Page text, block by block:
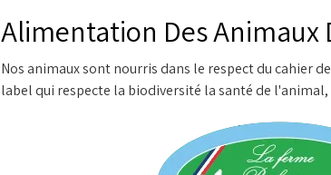
Alimentation Des Animaux
Nos animaux sont nourris dans le respect du cahier
label qui respecte la biodiversité la santé de